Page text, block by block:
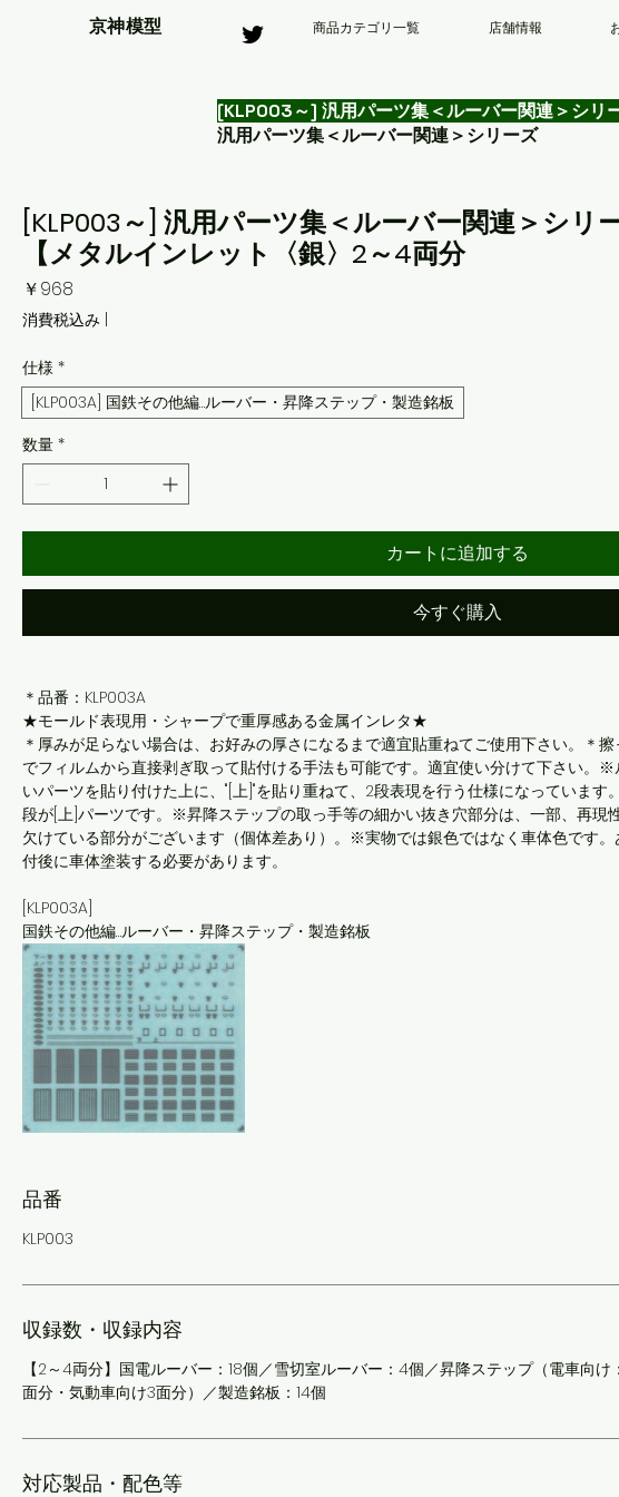
京神模型 商品カテゴリ一覧 店舗情報
[KLP003～] 汎用パーツ集＜ルーバー関連＞シリ
汎用パーツ集＜ルーバー関連＞シリーズ
[KLP003～] 汎用パーツ集＜ルーバー関連＞シリ
【メタルインレット〈銀〉2～4両分
￥968
格
消費税込み
仕様 *
[KLP003A] 国鉄その他編…ルーバー・昇降ステップ・製造銘板
数量 *
カートに追加する
今すぐ購入
＊品番：KLP003A
★モールド表現用・シャープで重厚感ある金属インレタ★
＊厚みが足らない場合は、お好みの厚さになるまで適宜貼重ねてご使用下さい。＊
でフィルムから直接剥ぎ取って貼付ける手法も可能です。適宜使い分けて下さい。※
いパーツを貼り付けた上に、"[上]"を貼り重ねて、2段表現を行う仕様になっていま
段が[上]パーツです。※昇降ステップの取っ手等の細かい抜き穴部分は、一部、再現
欠けている部分がございます（個体差あり）。※実物では銀色ではなく車体色です
付後に車体塗装する必要があります。
[KLP003A]
国鉄その他編…ルーバー・昇降ステップ・製造銘板
品番
KLP003
収録数・収録内容
【2～4両分】国電ルーバー：18個／雪切室ルーバー：4個／昇降ステップ（電車向け
面分・気動車向け3面分）／製造銘板：14個
対応製品・配色等